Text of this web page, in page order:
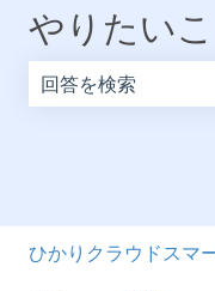
やりたい
ひかりクラウドスマ